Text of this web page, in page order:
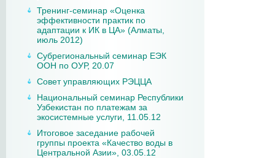
Тренинг-семинар «Оценка
эффективности практик по
адаптации к ИК в ЦА» (Алматы,
июль 2012)
Субрегиональный семинар ЕЭК
ООН по ОУР, 20.07
Совет управляющих РЭЦЦА
Национальный семинар Республики
Узбекистан по платежам за
экосистемные услуги, 11.05.12
Итоговое заседание рабочей
группы проекта «Качество воды в
Центральной Азии», 03.05.12